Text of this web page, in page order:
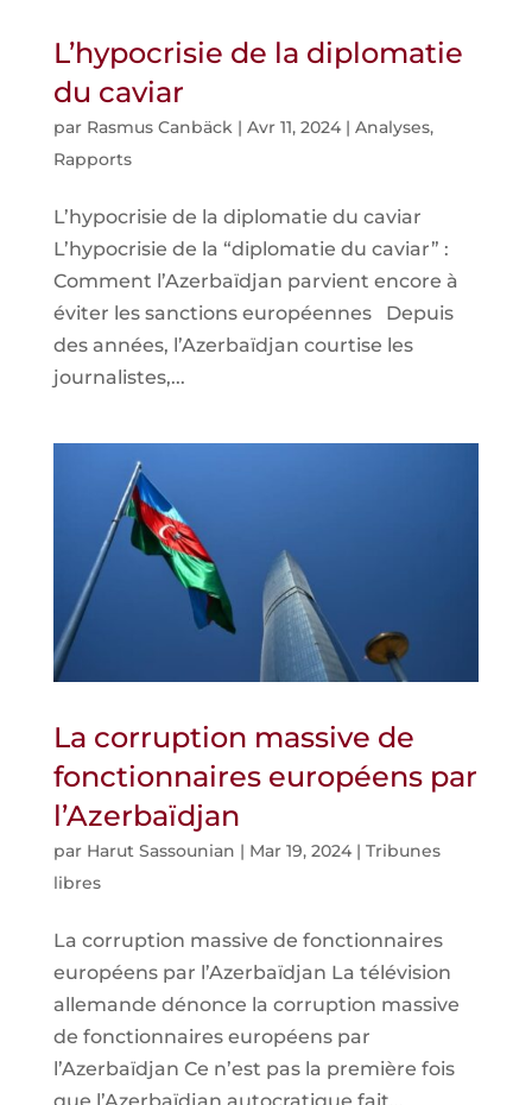
L’hypocrisie de la diplomatie
du caviar
par Rasmus Canbäck| Avr 11, 2024| Analyses,
Rapports
L’hypocrisie de la diplomatie du caviar
L’hypocrisie de la “diplomatie du caviar” :
Comment l’Azerbaïdjan parvient encore à
éviter les sanctions européennes Depuis
des années, l’Azerbaïdjan courtise les
journalistes,...
La corruption massive de
fonctionnaires européens par
l’Azerbaïdjan
par Harut Sassounian | Mar 19, 2024| Tribunes
libres
La corruption massive de fonctionnaires
européens par l’Azerbaïdjan La télévision
allemande dénonce la corruption massive
de fonctionnaires européens par
l’Azerbaïdjan Ce n’est pas la première fois